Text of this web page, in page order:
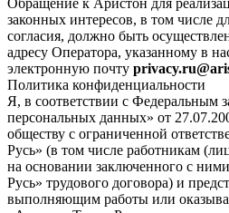
Обращение к Аристон для
законных интересов, в том числе
согласия, должно быть
адресу Оператора, указанному в
электронную почту
Политика конфиденциальности
Я, в соответствии с
персональных данных» от
обществу с ограниченной
Русь» (в том числе работникам
на основании заключенного с
Русь» трудового договора) и
выполняющим работы или